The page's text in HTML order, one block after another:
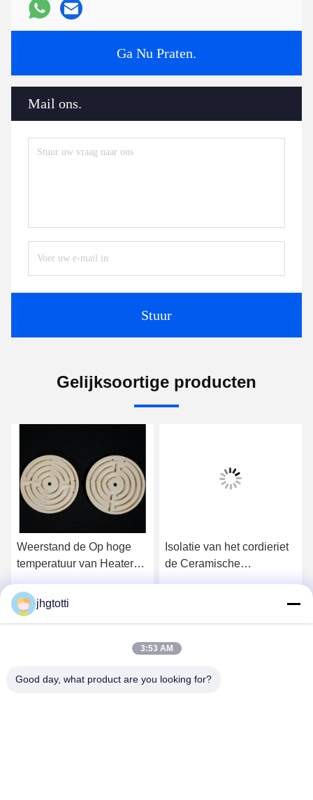
Ga Nu Praten.
Mail ons.
Stuur
Gelijksoortige producten
Weerstand de Op hoge
temperatuur van Heater
Ceramics Insulators
Isolatie van het cordieriet
de Ceramische
jhgtotti
3:53 AM
Good day, what product are you looking for?